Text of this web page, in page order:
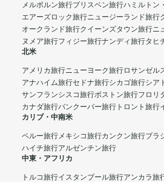
メルボルン旅行ブリスベン旅行ハミルトン
エアーズロック旅行ニュージーランド旅行
オークランド旅行クイーンズタウン旅行ニ
ヌメア旅行フィジー旅行ナンディ旅行タヒ
北米
アメリカ旅行ニューヨーク旅行ロサンゼル
アナハイム旅行セドナ旅行シカゴ旅行シア
サンフランシスコ旅行ボストン旅行フロリ
カナダ旅行バンクーバー旅行 トロント旅行
カリブ・中南米
ペルー旅行メキシコ旅行カンクン旅行ブラ
ハイチ旅行アルゼンチン旅行
中東・アフリカ
トルコ旅行イスタンブール旅行アンカラ旅